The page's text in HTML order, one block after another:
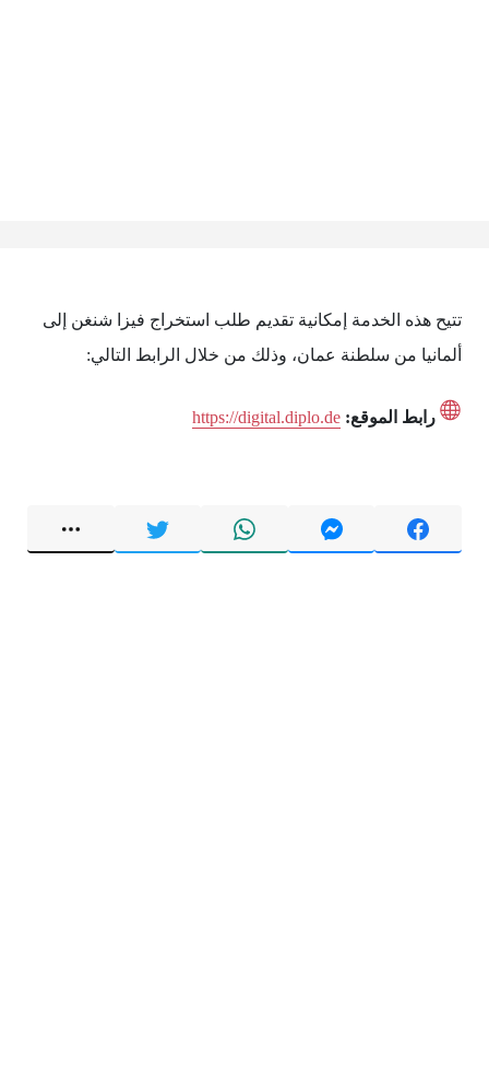
تتيح هذه الخدمة إمكانية تقديم طلب استخراج فيزا شنغن إلى
ألمانيا من سلطنة عمان، وذلك من خلال الرابط التالي:
رابط الموقع: https://digital.diplo.de